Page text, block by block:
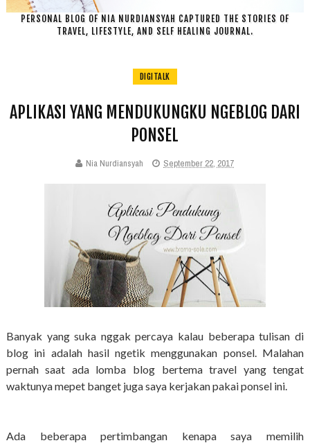
PERSONAL BLOG OF NIA NURDIANSYAH CAPTURED THE STORIES OF
TRAVEL, LIFESTYLE, AND SELF HEALING JOURNAL.
DIGITALK
APLIKASI YANG MENDUKUNGKU NGEBLOG DARI
PONSEL
Nia Nurdiansyah September 22, 2017
Banyak yang suka nggak percaya kalau beberapa tulisan di
blog ini adalah hasil ngetik menggunakan ponsel. Malahan
pernah saat ada lomba blog bertema travel yang tengat
waktunya mepet banget juga saya kerjakan pakai ponsel ini.
Ada beberapa pertimbangan kenapa saya memilih